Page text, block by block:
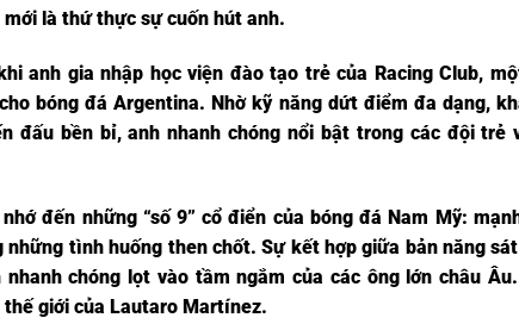
là thứ thực sự cuốn hút anh.
anh gia nhập học viện đào tạo trẻ của Racing Club,
bóng đá Argentina. Nhờ kỹ năng dứt điểm đa dạng,
đấu bền bỉ, anh nhanh chóng nổi bật trong các đội trẻ
đến những “số 9” cổ điển của bóng đá Nam Mỹ:
tình huống then chốt. Sự kết hợp giữa bản năng
chóng lọt vào tầm ngắm của các ông lớn châu
giới của Lautaro Martínez.